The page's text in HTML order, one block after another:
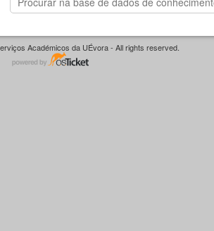
Académicos da UÉvora - All rights reserved.